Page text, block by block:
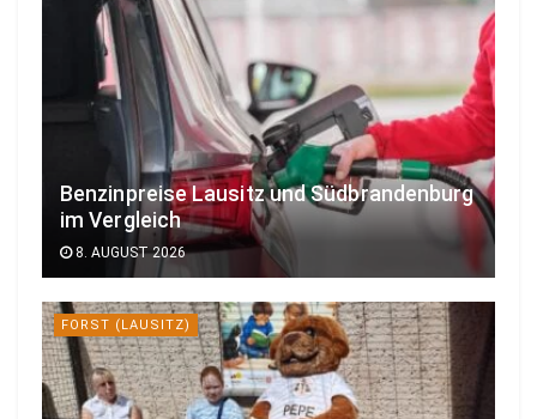
Benzinpreise Lausitz und Südbrandenburg
im Vergleich
8. AUGUST 2026
FORST (LAUSITZ)